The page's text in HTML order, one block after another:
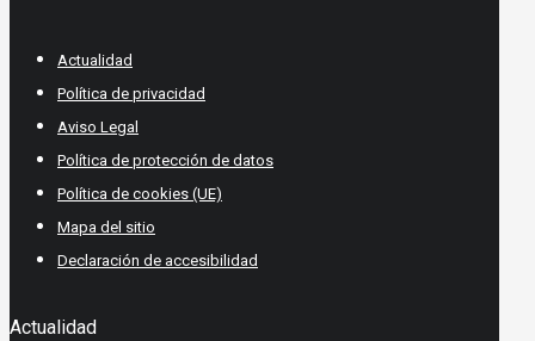
Actualidad
Política de privacidad
Aviso Legal
Política de protección de datos
Política de cookies (UE)
Mapa del sitio
Declaración de accesibilidad
Actualidad